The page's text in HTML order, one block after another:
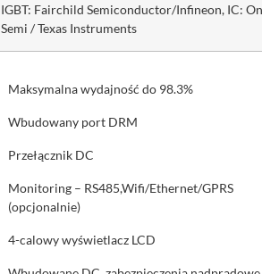
IGBT: Fairchild Semiconductor/Infineon, IC: On
Semi / Texas Instruments
Maksymalna wydajność do 98.3%
Wbudowany port DRM
Przełącznik DC
Monitoring – RS485,Wifi/Ethernet/GPRS
(opcjonalnie)
4-calowy wyświetlacz LCD